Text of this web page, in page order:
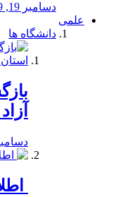
دسامبر 19, 2019
علمی
دانشگاه ها
دسامبر 25,